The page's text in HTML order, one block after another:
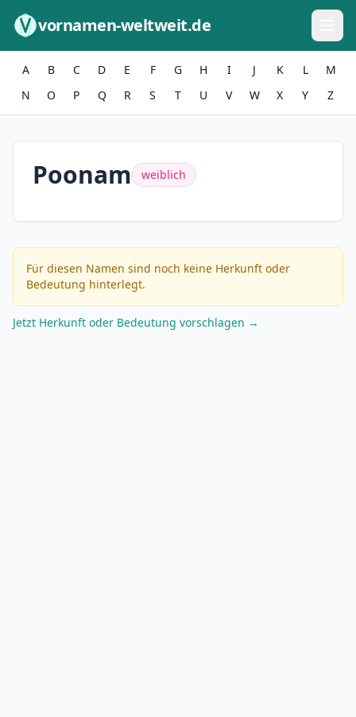
vornamen-weltweit.de
A B C D E F G H I J K L
M
N
O P Q R S T U V W X Y Z
Poonam weiblich
Für diesen Namen sind noch keine Herkunft oder
Bedeutung hinterlegt.
Jetzt Herkunft oder Bedeutung vorschlagen →